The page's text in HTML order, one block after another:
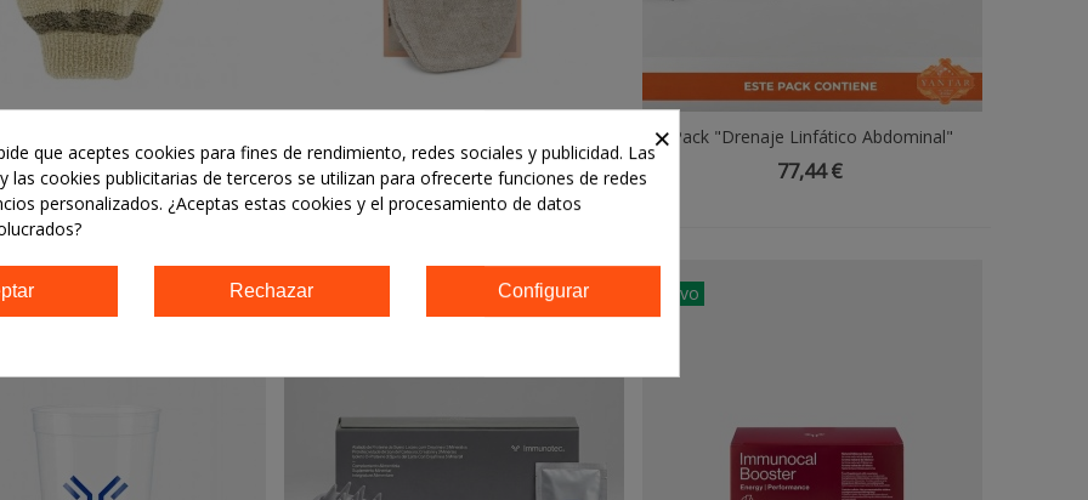
Algodon Organico
10,45 € 10,95 €
Añadir Al Carrito
Pack "Drenaje Linfático Abdominal"
77,44 €
Nuevo Nuevo
×
que aceptes cookies para fines de rendimiento, redes sociales y publicidad. Las
las cookies publicitarias de terceros se utilizan para ofrecerte funciones de redes
personalizados. ¿Aceptas estas cookies y el procesamiento de datos
Rechazar Configurar